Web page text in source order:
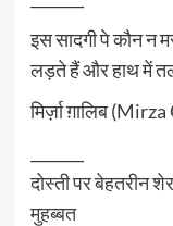
इस सादगी पे कौन न
लड़ते हैं और हाथ में
मिर्ज़ा ग़ालिब
दोस्ती पर बेहतरीन
मुहब्बत